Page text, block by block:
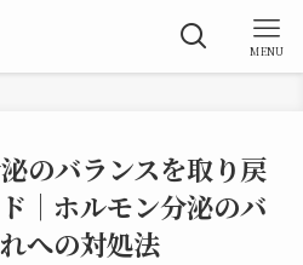
MENU
のバランスを取り戻
｜ホルモン分泌のバ
への対処法